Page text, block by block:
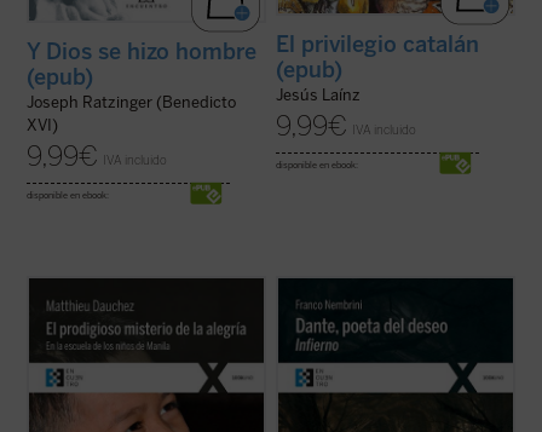
Y Dios se hizo hombre
(epub)
Joseph Ratzinger (Benedicto
XVI)
9,99€ IVA incluido
disponible en ebook:
El privilegio catalán
(epub)
Jesús Laínz
9,99€ IVA incluido
disponible en ebook:
francés afincado en Filipinas, comparte
desde hace 20 años su vida con los niños
de la calle en Manila. En el segundo de sus
partícipes de un extraordinario ...
(ver
ficha)
Nembrini dedicada a esta gran obra de la
literatura universal, escrita en su tiempo
para que la leyera el pueblo, pero que en la
ámbito de los eruditos y ...
(ver ficha)